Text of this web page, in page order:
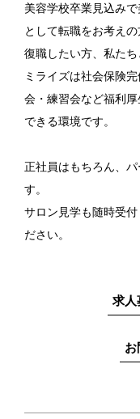
美容学校卒業見込み
として転職をお考え
復職したい方、私た
ミライズは社会保険
会・練習会など福利
できる環境です。
正社員はもちろん、
す。
サロン見学も随時受
ださい。
求人
お